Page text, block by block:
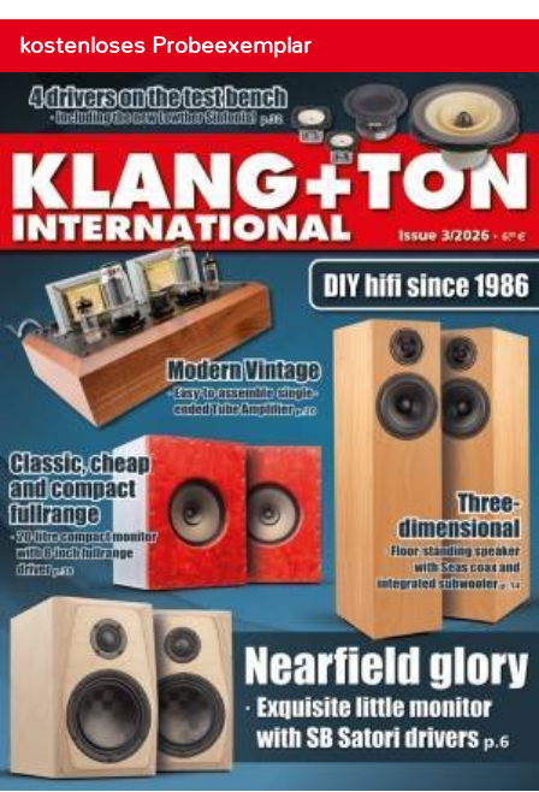
kostenloses Probeexemplar